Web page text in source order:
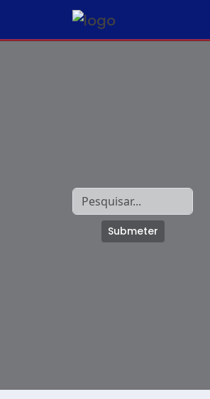
Submeter